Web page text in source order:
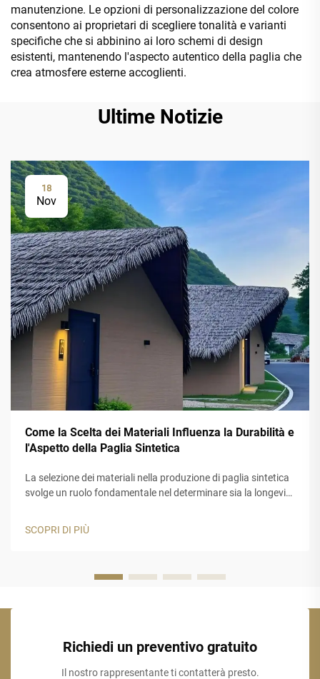
manutenzione. Le opzioni di personalizzazione del colore
consentono ai proprietari di scegliere tonalità e varianti
specifiche che si abbinino ai loro schemi di design
esistenti, mantenendo l'aspecto autentico della paglia che
crea atmosfere esterne accoglienti.
Ultime Notizie
18
Nov
Come la Scelta dei Materiali Influenza la Durabilità e
l'Aspetto della Paglia Sintetica
La selezione dei materiali nella produzione di paglia sintetica
svolge un ruolo fondamentale nel determinare sia la longevità
in paglia sintetica hanno rivoluzionato il settore edile
SCOPRI DI PIÙ
Richiedi un preventivo gratuito
Il nostro rappresentante ti contatterà presto.